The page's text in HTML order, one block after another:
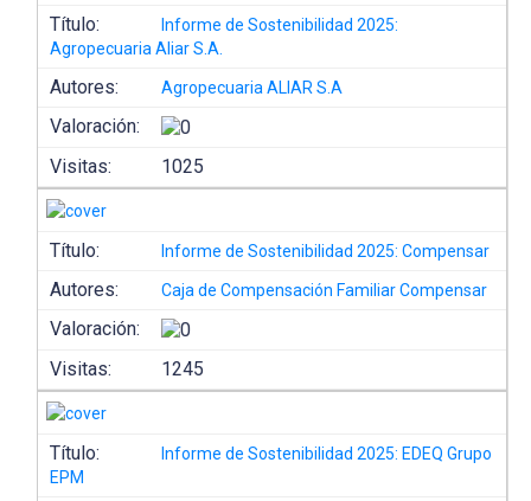
Título:
Informe de Sostenibilidad 2025:
Agropecuaria Aliar S.A.
Autores: Agropecuaria ALIAR S.A
Valoración:
Visitas:
1025
Título: Informe de Sostenibilidad 2025: Compensar
Autores: Caja de Compensación Familiar Compensar
Valoración:
Visitas:
1245
Título:
Informe de Sostenibilidad 2025: EDEQ Grupo
EPM